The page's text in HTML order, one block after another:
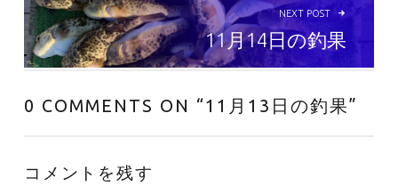
NEXT POST
11月14日の釣果
0 COMMENTS ON “11月13日の釣果”
コメントを残す